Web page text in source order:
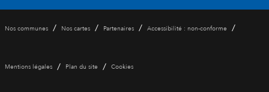
Nos communes / Nos cartes / Partenaires / Accessibilité : non-conforme /
Mentions légales / Plan du site / Cookies